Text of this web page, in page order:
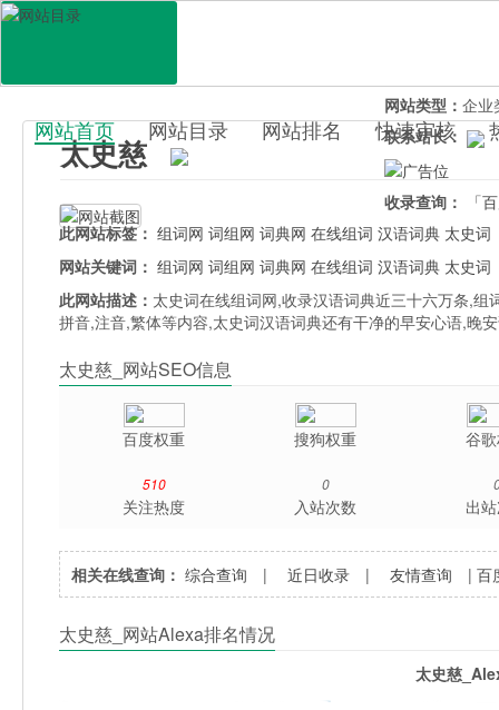
百科目录
网站首页 网站目录 网站排名 快速审核
太史慈
网站类型： 企业
联系站长：
收录查询：
「
此网站标签： 组词网 词组网 词典网 在线组词 汉语词典 太史词
网站关键词： 组词网 词组网 词典网 在线组词 汉语词典 太史词
此网站描述： 太史词在线组词网,收录汉语词典近三十六万条,
拼音,注音,繁体等内容,太史词汉语词典还有干净的早安心语,晚
太史慈_网站SEO信息
百度权重 搜狗权重 谷
510
关注热度
0
入站次数 出
相关在线查询： 综合查询 |近日收录 |友情查询 |百
太史慈_网站Alexa排名情况
太史慈